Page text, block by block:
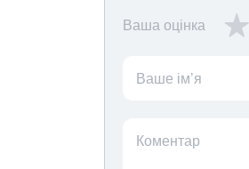
Ваша оцінка
Ваше ім’я
Коментар